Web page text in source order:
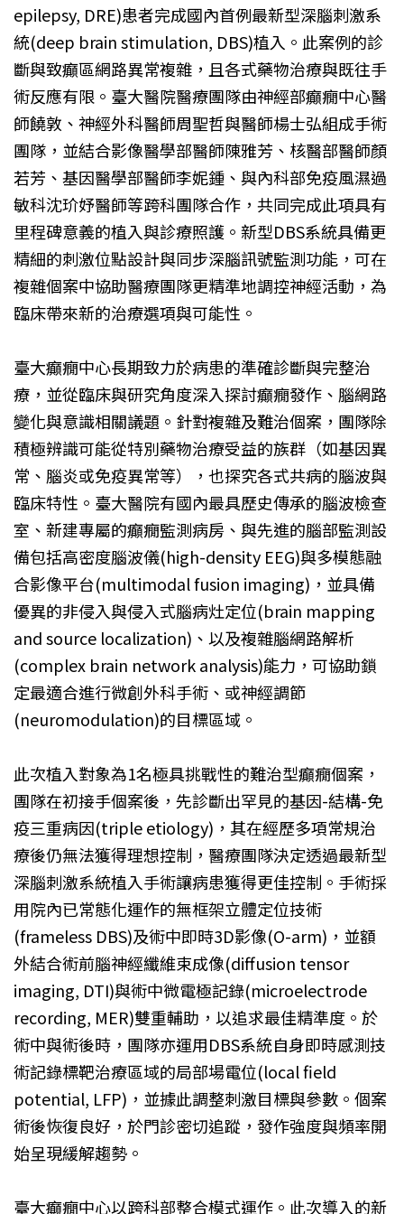
epilepsy, DRE)患者完成國內首例最新型深腦刺激系
統(deep brain stimulation, DBS)植入。此案例的診
斷與致癲區網路異常複雜，且各式藥物治療與既往手
術反應有限。臺大醫院醫療團隊由神經部癲癇中心醫
師饒敦、神經外科醫師周聖哲與醫師楊士弘組成手術
團隊，並結合影像醫學部醫師陳雅芳、核醫部醫師顏
若芳、基因醫學部醫師李妮鍾、與內科部免疫風濕過
敏科沈玠妤醫師等跨科團隊合作，共同完成此項具有
里程碑意義的植入與診療照護。新型DBS系統具備更
精細的刺激位點設計與同步深腦訊號監測功能，可在
複雜個案中協助醫療團隊更精準地調控神經活動，為
臨床帶來新的治療選項與可能性。
臺大癲癇中心長期致力於病患的準確診斷與完整治
療，並從臨床與研究角度深入探討癲癇發作、腦網路
變化與意識相關議題。針對複雜及難治個案，團隊除
積極辨識可能從特別藥物治療受益的族群（如基因異
常、腦炎或免疫異常等），也探究各式共病的腦波與
臨床特性。臺大醫院有國內最具歷史傳承的腦波檢查
室、新建專屬的癲癇監測病房、與先進的腦部監測設
備包括高密度腦波儀(high-density EEG)與多模態融
合影像平台(multimodal fusion imaging)，並具備
優異的非侵入與侵入式腦病灶定位(brain mapping
and source localization)、以及複雜腦網路解析
(complex brain network analysis)能力，可協助鎖
定最適合進行微創外科手術、或神經調節
(neuromodulation)的目標區域。
此次植入對象為1名極具挑戰性的難治型癲癇個案，
團隊在初接手個案後，先診斷出罕見的基因-結構-免
疫三重病因(triple etiology)，其在經歷多項常規治
療後仍無法獲得理想控制，醫療團隊決定透過最新型
深腦刺激系統植入手術讓病患獲得更佳控制。手術採
用院內已常態化運作的無框架立體定位技術
(frameless DBS)及術中即時3D影像(O-arm)，並額
外結合術前腦神經纖維束成像(diffusion tensor
imaging, DTI)與術中微電極記錄(microelectrode
recording, MER)雙重輔助，以追求最佳精準度。於
術中與術後時，團隊亦運用DBS系統自身即時感測技
術記錄標靶治療區域的局部場電位(local field
potential, LFP)，並據此調整刺激目標與參數。個案
術後恢復良好，於門診密切追蹤，發作強度與頻率開
始呈現緩解趨勢。
臺大癲癇中心以跨科部整合模式運作。此次導入的新